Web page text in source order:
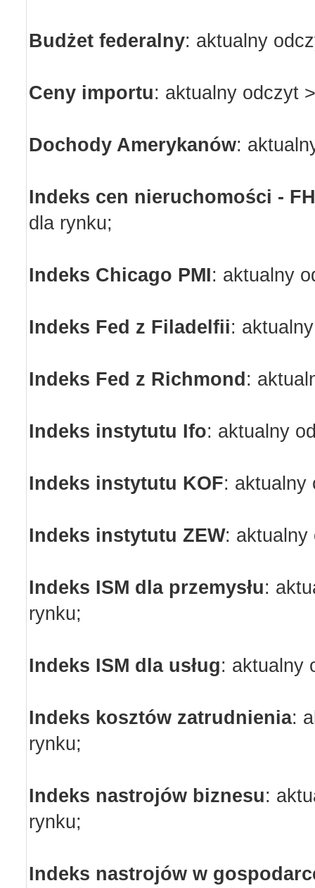
Budżet federalny: aktualny
Ceny importu: aktualny odczyt
Dochody Amerykanów:
Indeks cen nieruchomości -
dla rynku;
Indeks Chicago PMI: aktualny
Indeks Fed z Filadelfii:
Indeks Fed z Richmond:
Indeks instytutu Ifo: aktualny
Indeks instytutu KOF: aktualny
Indeks instytutu ZEW: aktualny
Indeks ISM dla przemysłu:
rynku;
Indeks ISM dla usług: aktualny
Indeks kosztów zatrudnienia:
rynku;
Indeks nastrojów biznesu:
rynku;
Indeks nastrojów w